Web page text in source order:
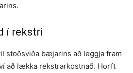
í rekstri
stoðsviða bæjarins að leggja fram
að lækka rekstrarkostnað. Horft